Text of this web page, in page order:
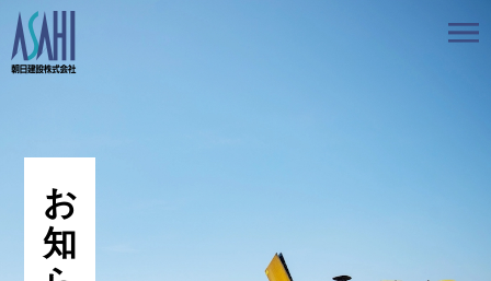
事業案内
会社情報